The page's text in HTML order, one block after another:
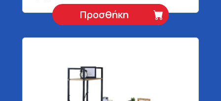
Προσθήκη